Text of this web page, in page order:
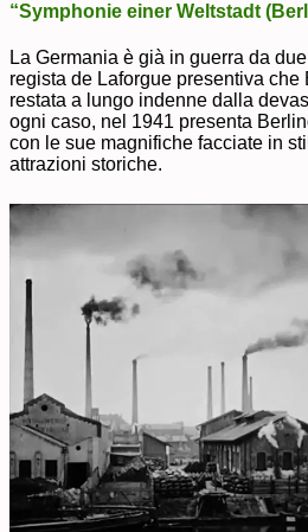
“Symphonie einer Weltstadt
La Germania è già in guerra da
regista de Laforgue presentiva
restata a lungo indenne dalla
ogni caso, nel 1941 presenta
con le sue magnifiche facciate in
attrazioni storiche.